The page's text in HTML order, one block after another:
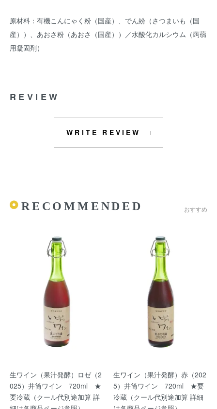
原材料：有機こんにゃく粉（国産）、でん紛（さつまいも（国
産））、あおさ粉（あおさ（国産））／水酸化カルシウム（蒟蒻
用凝固剤）
REVIEW
WRITE REVIEW
RECOMMENDED おすすめ
生ワイン（果汁発酵）ロゼ（2
025）井筒ワイン 720ml ★
要冷蔵（クール代別途加算 詳
生ワイン（果汁発酵）赤（202
5）井筒ワイン 720ml ★要
冷蔵（クール代別途加算 詳細